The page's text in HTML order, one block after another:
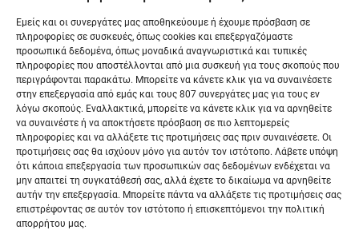
Εμείς και οι συνεργάτες μας αποθηκεύουμε ή έχουμε πρόσβαση σε
πληροφορίες σε συσκευές, όπως cookies και επεξεργαζόμαστε
προσωπικά δεδομένα, όπως μοναδικά αναγνωριστικά και τυπικές
πληροφορίες που αποστέλλονται από μια συσκευή για τους σκοπούς που
περιγράφονται παρακάτω. Μπορείτε να κάνετε κλικ για να συναινέσετε
στην επεξεργασία από εμάς και τους 807 συνεργάτες μας για τους εν
λόγω σκοπούς. Εναλλακτικά, μπορείτε να κάνετε κλικ για να αρνηθείτε
να συναινέστε ή να αποκτήσετε πρόσβαση σε πιο λεπτομερείς
πληροφορίες και να αλλάξετε τις προτιμήσεις σας πριν συναινέσετε. Οι
προτιμήσεις σας θα ισχύουν μόνο για αυτόν τον ιστότοπο. Λάβετε υπόψη
ότι κάποια επεξεργασία των προσωπικών σας δεδομένων ενδέχεται να
μην απαιτεί τη συγκατάθεσή σας, αλλά έχετε το δικαίωμα να αρνηθείτε
αυτήν την επεξεργασία. Μπορείτε πάντα να αλλάξετε τις προτιμήσεις σας
επιστρέφοντας σε αυτόν τον ιστότοπο ή επισκεπτόμενοι την πολιτική
απορρήτου μας.
ω
ν